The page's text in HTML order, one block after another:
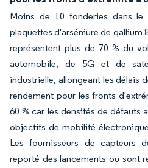
Moins de 10 fonderies dans
plaquettes d'arséniure de gallium
représentent plus de 70 % du
automobile, de 5G et de
industrielle, allongeant les délais
rendement pour les fronts
60 % car les densités de défauts
objectifs de mobilité
Les fournisseurs de capteurs
reporté des lancements ou sont